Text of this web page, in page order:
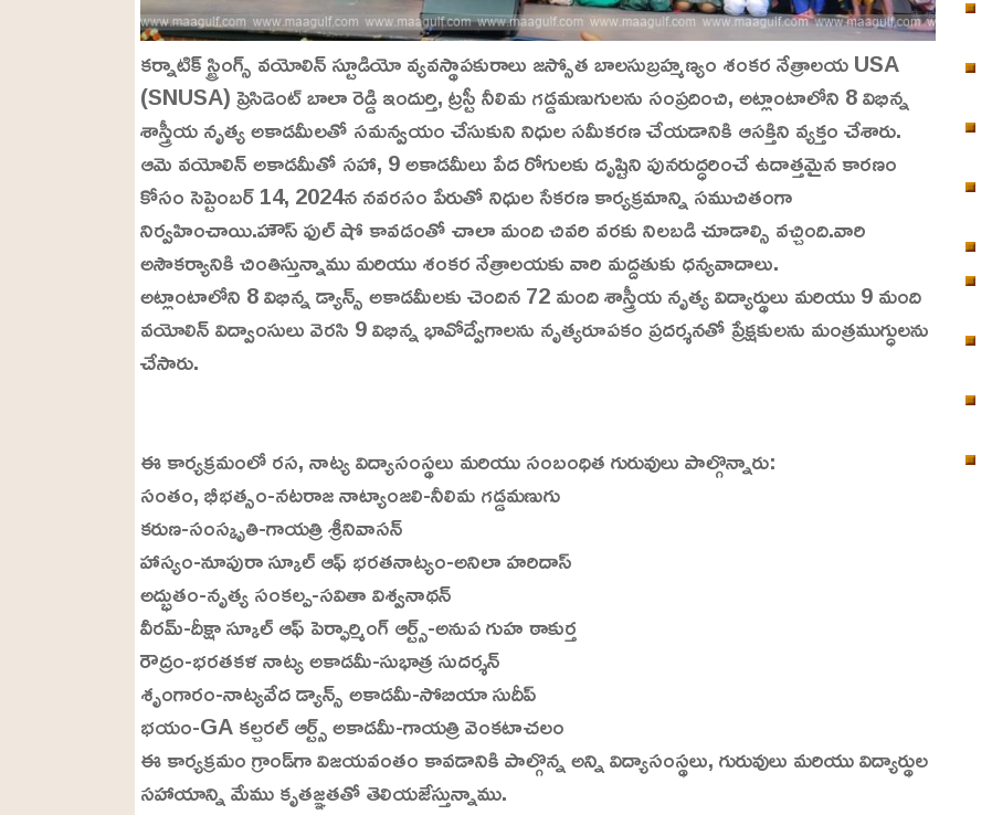
కర్నాటిక్ స్ట్రింగ్స్ వయోలిన్ స్టూడియో వ్యవస్థాపకురాలు జస్సోత బాలసుబ్రహ్మణ్యం శంకర నేత్రాలయ USA
(SNUSA) ప్రెసిడెంట్ బాలా రెడ్డి ఇందుర్తి, ట్రస్టీ నీలిమ గడ్డమణుగులను సంప్రదించి, అట్లాంటాలోని 8 విభిన్న
శాస్త్రీయ నృత్య అకాడమీలతో సమన్వయం చేసుకుని నిధుల సమీకరణ చేయడానికి ఆసక్తిని వ్యక్తం చేశారు.
ఆమె వయోలిన్ అకాడమీతో సహా, 9 అకాడమీలు పేద రోగులకు దృష్టిని పునరుద్ధరించే ఉదాత్తమైన కారణం
కోసం సెప్టెంబర్ 14, 2024న నవరసం పేరుతో నిధుల సేకరణ కార్యక్రమాన్ని సముచితంగా
నిర్వహించాయి.హౌస్ ఫుల్ షో కావడంతో చాలా మంది చివరి వరకు నిలబడి చూడాల్సి వచ్చింది.వారి
అసౌకర్యానికి చింతిస్తున్నాము మరియు శంకర నేత్రాలయకు వారి మద్దతుకు ధన్యవాదాలు.
అట్లాంటాలోని 8 విభిన్న డ్యాన్స్ అకాడమీలకు చెందిన 72 మంది శాస్త్రీయ నృత్య విద్యార్థులు మరియు 9 మంది
వయోలిన్ విద్వాంసులు వెరసి 9 విభిన్న భావోద్వేగాలను నృత్యరూపకం ప్రదర్శనతో ప్రేక్షకులను మంత్రముగ్ధులను
చేసారు.
n
m
u
t
e
a
d
e
d
:
2
.
9
9
%
ఈ కార్యక్రమంలో రస, నాట్య విద్యాసంస్థలు మరియు సంబంధిత గురువులు పాల్గొన్నారు:
సంతం, భీభత్సం-నటరాజ నాట్యాంజలి-నీలిమ గడ్డమణుగు
కరుణ-సంస్కృతి-గాయత్రి శ్రీనివాసన్
హాస్యం-నూపురా స్కూల్ ఆఫ్ భరతనాట్యం-అనిలా హరిదాస్
అద్భుతం-నృత్య సంకల్ప-సవితా విశ్వనాథన్
వీరమ్-దీక్షా స్కూల్ ఆఫ్ పెర్ఫార్మింగ్ ఆర్ట్స్-అనుప గుహ ఠాకుర్త
రౌద్రం-భరతకళ నాట్య అకాడమీ-సుభాత్ర సుదర్శన్
శృంగారం-నాట్యవేద డ్యాన్స్ అకాడమీ-సోబియా సుదీప్
భయం-GA కల్చరల్ ఆర్ట్స్ అకాడమీ-గాయత్రి వెంకటాచలం
ఈ కార్యక్రమం గ్రాండ్‌గా విజయవంతం కావడానికి పాల్గొన్న అన్ని విద్యాసంస్థలు, గురువులు మరియు విద్యార్థుల
సహాయాన్ని మేము కృతజ్ఞతతో తెలియజేస్తున్నాము.